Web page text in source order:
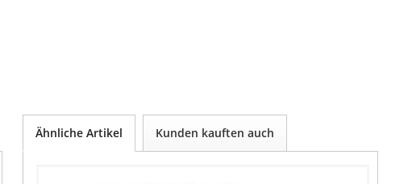
Ähnliche Artikel Kunden kauften auch